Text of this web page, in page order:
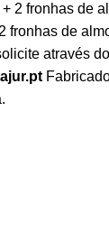
2 fronhas de
fronhas de
através